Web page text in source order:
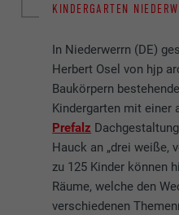
KINDERGARTEN
In Niederwerrn (DE)
Herbert Osel von hjp
Baukörpern
Kindergarten mit einer
Prefalz
Hauck an „drei weiße,
zu 125 Kinder können
Räume, welche den
verschiedenen